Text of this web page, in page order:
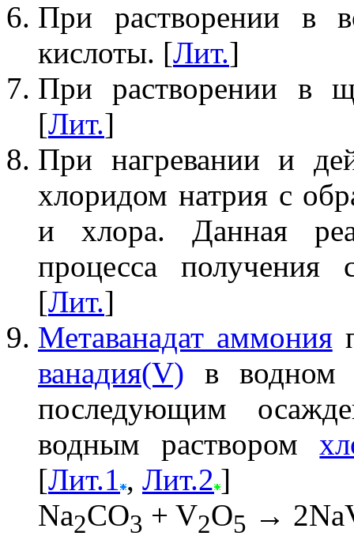
При растворении в
кислоты. [Лит.]
При растворении в
[Лит.]
При нагревании и
хлоридом натрия с
и хлора. Данная
процесса получения
[Лит.]
Метаванадат аммония
ванадия(V) в водном
последующим
водным раствором
[Лит.1 , Лит.2 ]
Na2CO3 + V2O5 →